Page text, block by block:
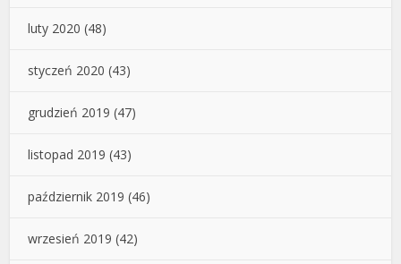
luty 2020 (48)
styczeń 2020 (43)
grudzień 2019 (47)
listopad 2019 (43)
październik 2019 (46)
wrzesień 2019 (42)